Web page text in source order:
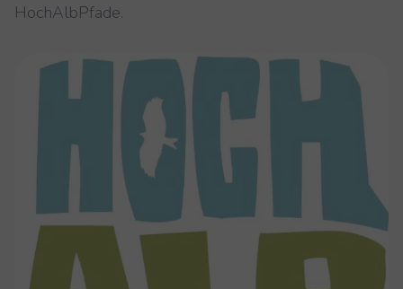
HochAlbPfade.
Show larger version for: